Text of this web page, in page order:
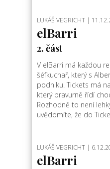
LUKÁŠ VEGRICHT |
elBarri
2. část
V elBarri má každou
šéfkuchař, který s
podniku. Tickets má
který bravurně řídí
Rozhodně to není
uvědomíte, že do
LUKÁŠ VEGRICHT |
elBarri